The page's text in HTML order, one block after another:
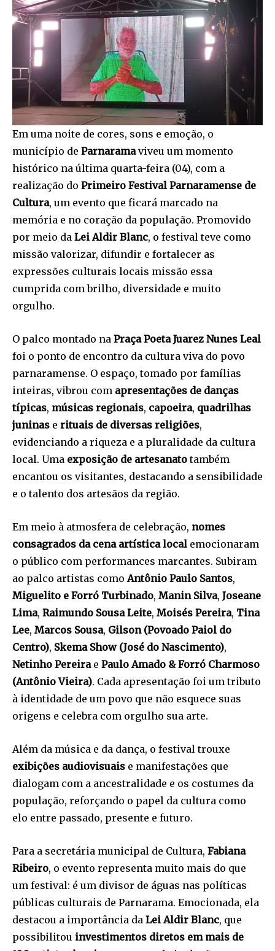
Em uma noite de cores, sons e emoção, o
município de Parnaramaviveu um momento
histórico na última quarta-feira (04), com a
realização do Primeiro Festival Parnaramense de
Cultura, um evento que ficará marcado na
memória e no coração da população. Promovido
por meio da Lei Aldir Blanc, o festival teve como
missão valorizar, difundir e fortalecer as
expressões culturais locais missão essa
cumprida com brilho, diversidade e muito
orgulho.
O palco montado na Praça Poeta Juarez Nunes Leal
foi o ponto de encontro da cultura viva do povo
parnaramense. O espaço, tomado por famílias
inteiras, vibrou com apresentações de danças
típicas, músicas regionais, capoeira, quadrilhas
juninas e rituais de diversas religiões,
evidenciando a riqueza e a pluralidade da cultura
local. Uma exposição de artesanatotambém
encantou os visitantes, destacando a sensibilidade
e o talento dos artesãos da região.
Em meio à atmosfera de celebração, nomes
consagrados da cena artística local emocionaram
o público com performances marcantes. Subiram
ao palco artistas como Antônio Paulo Santos,
Miguelito e Forró Turbinado, Manin Silva, Joseane
Lima, Raimundo Sousa Leite, Moisés Pereira, Tina
Lee, Marcos Sousa, Gilson (Povoado Paiol do
Centro), Skema Show (José do Nascimento),
Netinho Pereirae Paulo Amado & Forró Charmoso
(Antônio Vieira). Cada apresentação foi um tributo
à identidade de um povo que não esquece suas
origens e celebra com orgulho sua arte.
Além da música e da dança, o festival trouxe
exibições audiovisuais e manifestações que
dialogam com a ancestralidade e os costumes da
população, reforçando o papel da cultura como
elo entre passado, presente e futuro.
Para a secretária municipal de Cultura, Fabiana
Ribeiro, o evento representa muito mais do que
um festival: é um divisor de águas nas políticas
públicas culturais de Parnarama. Emocionada, ela
destacou a importância da Lei Aldir Blanc, que
possibilitou investimentos diretos em mais de